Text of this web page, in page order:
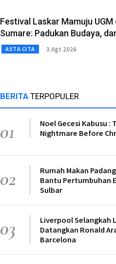
Festival Laskar Mamuju UGM
Sumare: Padukan Budaya,
ASTA CITA 3 Agt 2026
BERITA TERPOPULER
01
Noel Gecesi Kabusu :
Nightmare Before
02
Rumah Makan
Bantu Pertumbuhan
Sulbar
03
Liverpool Selangkah
Datangkan Ronald
Barcelona